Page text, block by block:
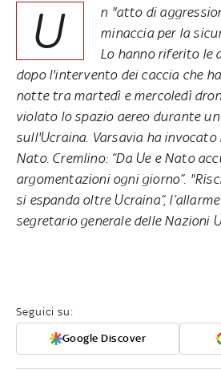
U
n "atto di
minaccia per la
Lo hanno riferito le
dopo l'intervento dei caccia che
notte tra martedì e mercoledì
violato lo spazio aereo durante
sull'Ucraina. Varsavia ha
Nato. Cremlino: “Da Ue e Nato
argomentazioni ogni giorno”.
si espanda oltre Ucraina”,
segretario generale delle Nazioni
Seguici su:
Google Discover